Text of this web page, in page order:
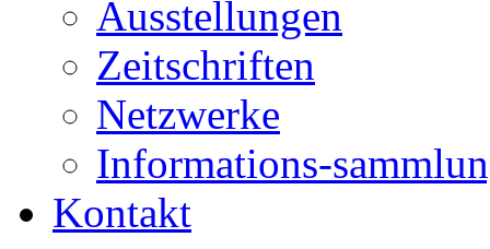
Ausstellungen
Zeitschriften
Netzwerke
Informations-
Kontakt